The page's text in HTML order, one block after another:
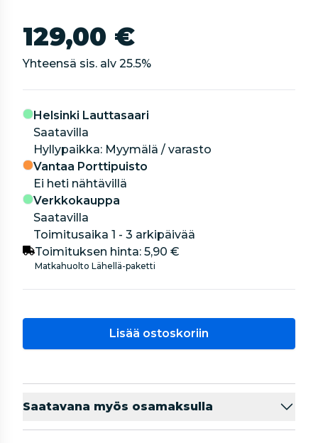
129,00 €
Yhteensä sis. alv 25.5%
Helsinki Lauttasaari
Saatavilla
hyllypaikka: Myymälä / varasto
Vantaa Porttipuisto
Ei heti nähtävillä
Verkkokauppa
Saatavilla
Toimitusaika 1 - 3 arkipäivää
Toimituksen hinta: 5,90 €
Matkahuolto Lähellä-paketti
Lisää ostoskoriin
Saatavana myös osamaksulla